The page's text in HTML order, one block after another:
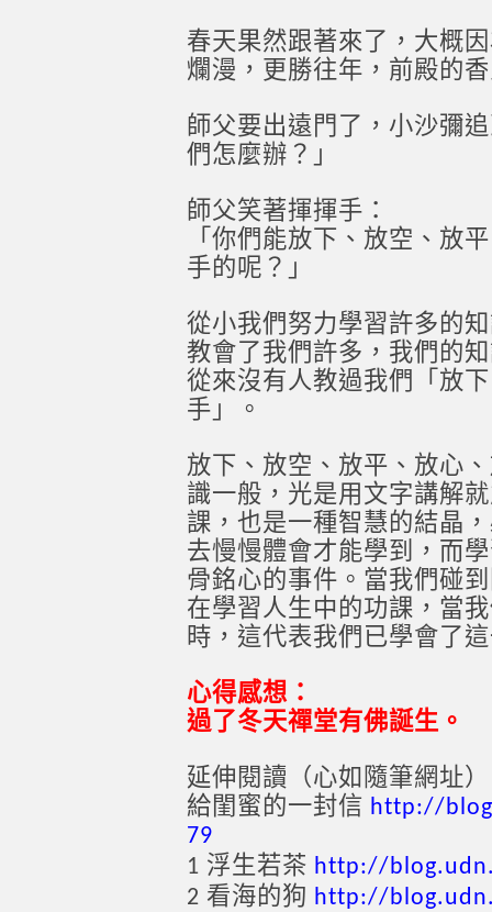
春天果然跟著來了，大概
爛漫，更勝往年，前殿的
師父要出遠門了，小沙彌
們怎麼辦？」
師父笑著揮揮手：
「你們能放下、放空、放
手的呢？」
從小我們努力學習許多的
教會了我們許多，我們的
從來沒有人教過我們「放
手」。
放下、放空、放平、放心
識一般，光是用文字講解
課，也是一種智慧的結晶
去慢慢體會才能學到，而
骨銘心的事件。當我們碰
在學習人生中的功課，當
時，這代表我們已學會了
心得感想：
過了冬天禪堂有佛誕生。
延伸閱讀（心如隨筆網址）
給閨蜜的一封信 http://
79
1 浮生若茶 http://
2 看海的狗 http://